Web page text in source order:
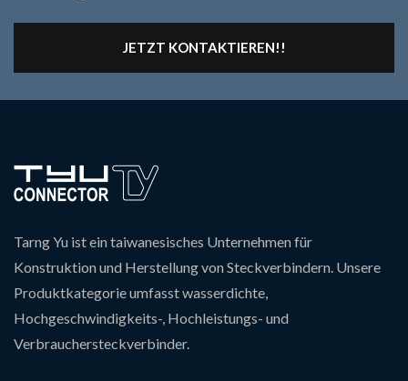
JETZT KONTAKTIEREN!!
Tarng Yu ist ein taiwanesisches Unternehmen für
Konstruktion und Herstellung von Steckverbindern. Unsere
Produktkategorie umfasst wasserdichte,
Hochgeschwindigkeits-, Hochleistungs- und
Verbrauchersteckverbinder.